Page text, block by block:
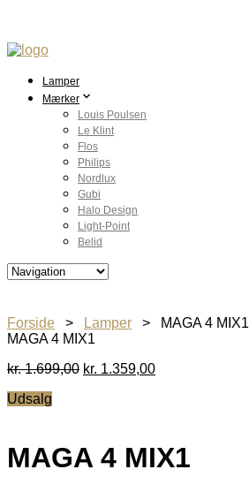
Lamper
Mærker
Louis Poulsen
Le Klint
Flos
Philips
Nordlux
Gubi
Halo Design
Light-Point
Belid
Forside > Lamper > MAGA 4 MIX1
MAGA 4 MIX1
kr.1.699,00 Den
kr. 1.359,00Den
Udsalg
MAGA 4 MIX1